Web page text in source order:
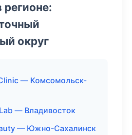
округ
— Комсомольск-
— Владивосток
— Южно-Сахалинск